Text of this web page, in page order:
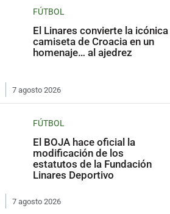
FÚTBOL
El Linares convierte la icónica
camiseta de Croacia en un
homenaje… al ajedrez
7 agosto 2026
FÚTBOL
El BOJA hace oficial la
modificación de los
estatutos de la Fundación
Linares Deportivo
7 agosto 2026